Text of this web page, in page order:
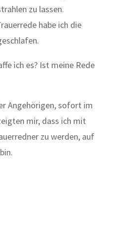
zu lassen.
habe ich die
ich es? Ist meine Rede
Angehörigen, sofort im
mir, dass ich mit
zu werden, auf